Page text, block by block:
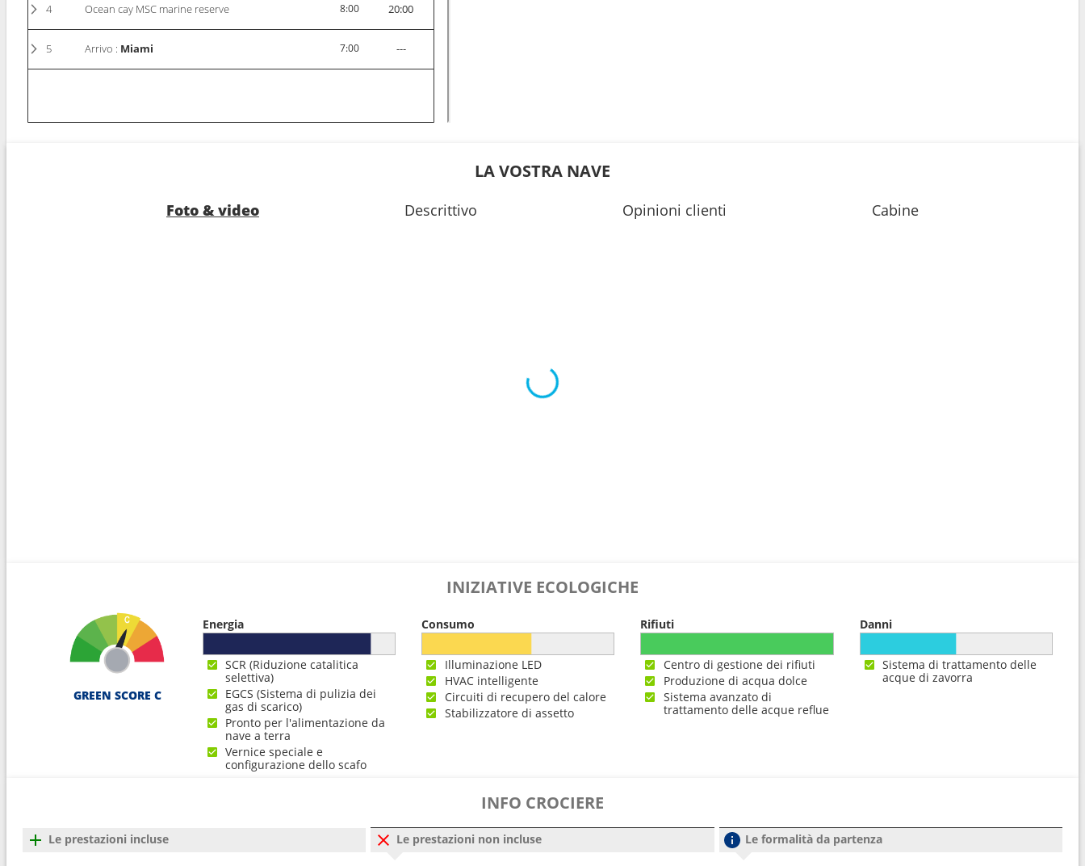
4 Ocean cay MSC marine reserve 8:00 20:00
5 Arrivo : Miami 7:00 ---
LA VOSTRA NAVE
Foto & video Descrittivo Opinioni clienti Cabine
INIZIATIVE ECOLOGICHE
GREEN SCORE C
Energia
SCR (Riduzione catalitica
selettiva)
EGCS (Sistema di pulizia dei
gas di scarico)
Pronto per l'alimentazione da
nave a terra
Vernice speciale e
configurazione dello scafo
Consumo
Illuminazione LED
HVAC intelligente
Circuiti di recupero del calore
Stabilizzatore di assetto
Rifiuti
Centro di gestione dei rifiuti
Produzione di acqua dolce
Sistema avanzato di
trattamento delle acque reflue
Danni
Sistema di trattamento delle
acque di zavorra
INFO CROCIERE
Le prestazioni incluse Le prestazioni non incluse Le formalità da partenza